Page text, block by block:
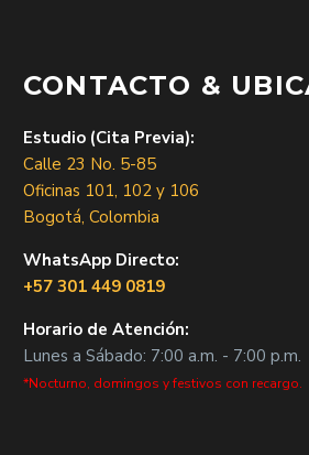
CONTACTO &
Estudio (Cita Previa):
Calle 23 No. 5-85
Oficinas 101, 102 y 106
Bogotá, Colombia
WhatsApp Directo:
+57 301 449 0819
Horario de Atención:
Lunes a Sábado: 7:00 a.m. - 7:00 p.m.
*Nocturno, domingos y festivos con recargo.